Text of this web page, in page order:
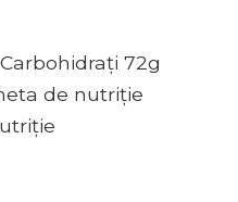
72g
de nutriție